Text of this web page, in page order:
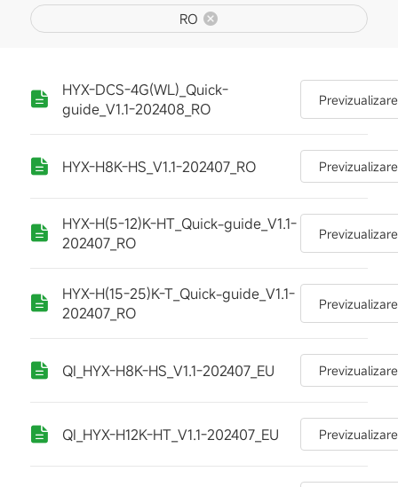
RO
HYX-DCS-4G(WL)_Quick-
guide_V1.1-202408_RO
Previzualizare
HYX-H8K-HS_V1.1-202407_RO Previzualizare
HYX-H(5-12)K-HT_Quick-guide_V1.1-
202407_RO
Previzualizare
HYX-H(15-25)K-T_Quick-guide_V1.1-
202407_RO
Previzualizare
QI_HYX-H8K-HS_V1.1-202407_EU Previzualizare
QI_HYX-H12K-HT_V1.1-202407_EU Previzualizare